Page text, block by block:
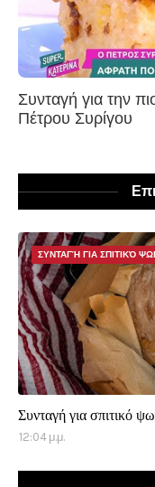
Συνταγή για την
Πέτρου Συρίγου
ΣΥΝΤΑΓΉ ΓΙΑ ΣΠΙΤΙΚΌ
Συνταγή για σπιτικό
12:04 μ.μ.